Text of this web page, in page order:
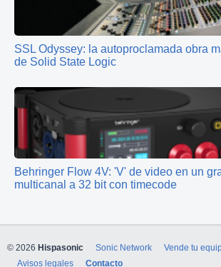
SSL Odyssey: la autoproclamada obra
de Solid State Logic
Behringer Flow 4V: 'V' de video en un
multicanal a 32 bit con timecode
© 2026 Hispasonic Sonic Network Vende tu
Avisos legales
Contacto